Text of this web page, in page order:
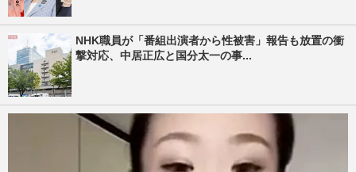
NHK職員が「番組出演者から性被害」報告も放置の衝
撃対応、中居正広と国分太一の事...